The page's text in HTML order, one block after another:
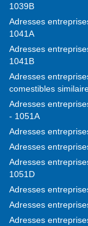
1039B
Adresses
1041A
Adresses
1041B
Adresses
comestibles
Adresses
- 1051A
Adresses
Adresses
Adresses
1051D
Adresses
Adresses
Adresses